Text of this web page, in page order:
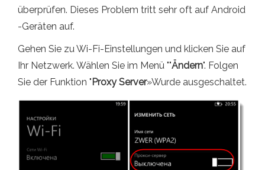
überprüfen. Dieses Problem tritt sehr oft auf Android
-Geräten auf.
Gehen Sie zu Wi-Fi-Einstellungen und klicken Sie auf
Ihr Netzwerk. Wählen Sie im Menü ""Ändern". Folgen
Sie der Funktion " Proxy Server»Wurde ausgeschaltet.